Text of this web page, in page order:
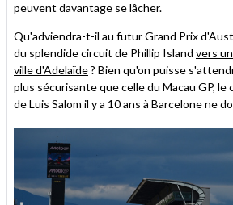
peuvent davantage se lâcher.
Qu'adviendra-t-il au futur Grand Prix
du splendide circuit de Phillip Island vers
ville d'Adelaïde? Bien qu'on puisse
plus sécurisante que celle du Macau GP, le
de Luis Salom il y a 10 ans à Barcelone ne